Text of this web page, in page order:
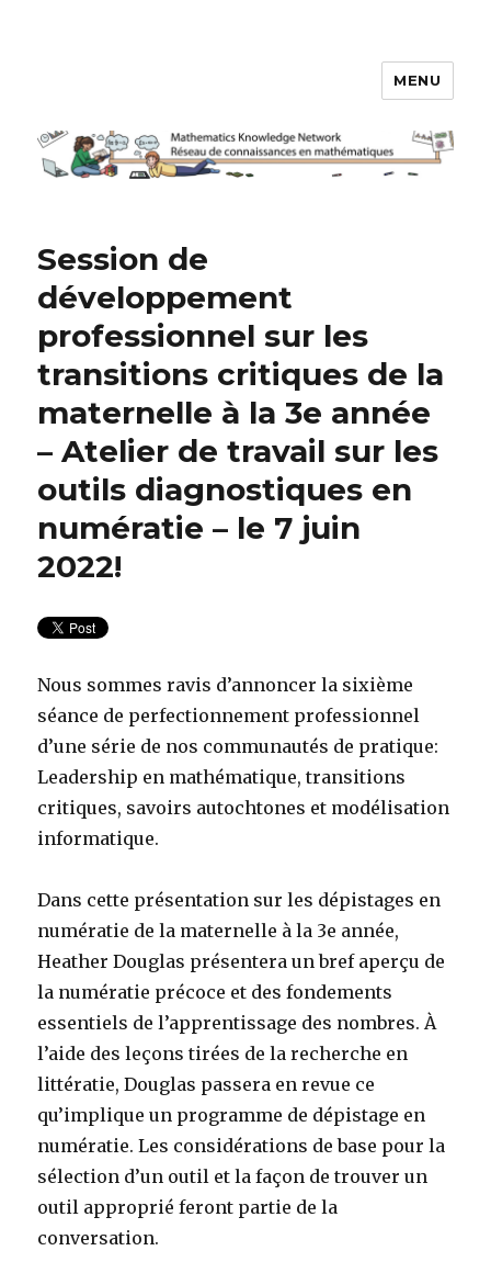
Réseau de connaissances en
mathématiques
MENU
Session de
développement
professionnel sur les
transitions critiques de la
maternelle à la 3e année
– Atelier de travail sur les
outils diagnostiques en
numératie – le 7 juin
2022!
Nous sommes ravis d’annoncer la sixième
séance de perfectionnement professionnel
d’une série de nos communautés de pratique:
Leadership en mathématique, transitions
critiques, savoirs autochtones et modélisation
informatique.
Dans cette présentation sur les dépistages en
numératie de la maternelle à la 3e année,
Heather Douglas présentera un bref aperçu de
la numératie précoce et des fondements
essentiels de l’apprentissage des nombres. À
l’aide des leçons tirées de la recherche en
littératie, Douglas passera en revue ce
qu’implique un programme de dépistage en
numératie. Les considérations de base pour la
sélection d’un outil et la façon de trouver un
outil approprié feront partie de la
conversation.